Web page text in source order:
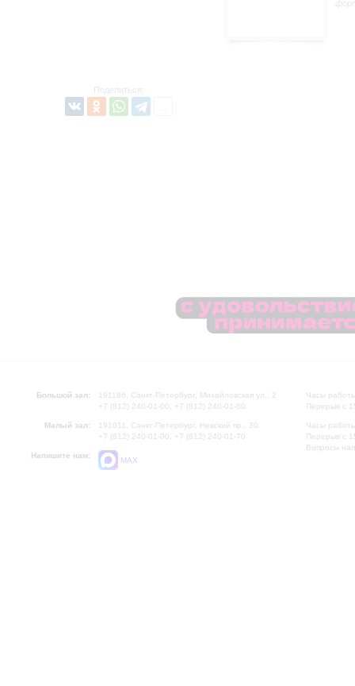
Поделиться:
Большой зал:
191186, Санкт-Петербург, Михайловская ул., 2
+7 (812) 240-01-00, +7 (812) 240-01-80
Малый зал:
191011, Санкт-Петербург, Невский пр., 30
+7 (812) 240-01-00, +7 (812) 240-01-70
Напишите нам:
MAX
Часы
Перерыв с
Часы
Перерыв с
Вопросы